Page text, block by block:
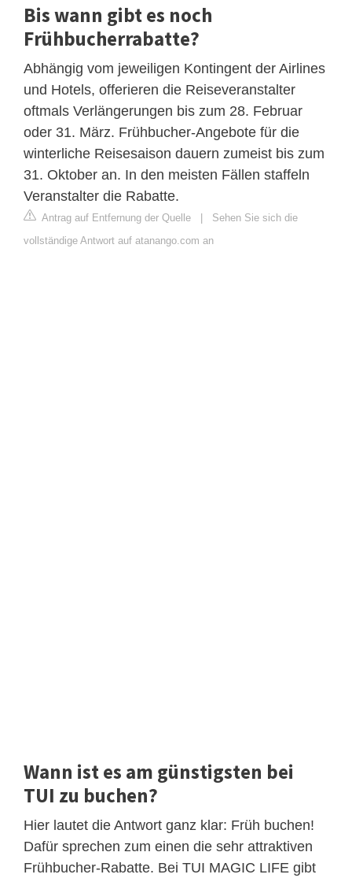
Bis wann gibt es noch
Frühbucherrabatte?
Abhängig vom jeweiligen Kontingent der Airlines
und Hotels, offerieren die Reiseveranstalter
oftmals Verlängerungen bis zum 28. Februar
oder 31. März. Frühbucher-Angebote für die
winterliche Reisesaison dauern zumeist bis zum
31. Oktober an. In den meisten Fällen staffeln
Veranstalter die Rabatte.
Antrag auf Entfernung der Quelle | Sehen Sie sich die
vollständige Antwort auf atanango.com an
Wann ist es am günstigsten bei
TUI zu buchen?
Hier lautet die Antwort ganz klar: Früh buchen!
Dafür sprechen zum einen die sehr attraktiven
Frühbucher-Rabatte. Bei TUI MAGIC LIFE gibt